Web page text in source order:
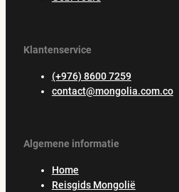
Klantenservice
(+976) 8600 7259
contact@mongolia.com.co
Algemene informatie
Home
Reisgids Mongolië